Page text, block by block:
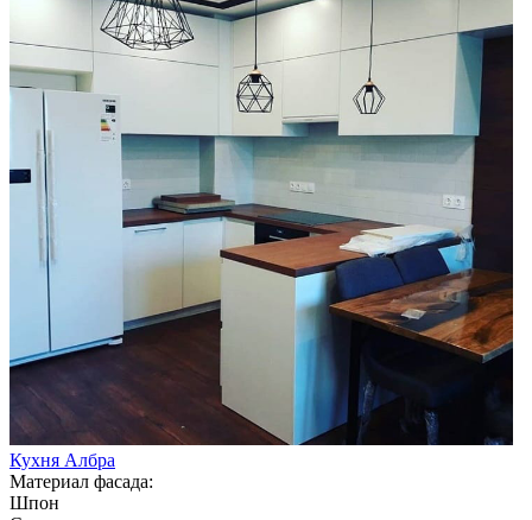
Кухня Албра
Материал фасада:
Шпон